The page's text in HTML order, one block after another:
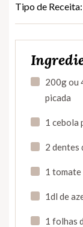
Tipo de Receita:
200g ou
picada
1 cebola
2 dentes
1 tomate
1dl de
1 folhas